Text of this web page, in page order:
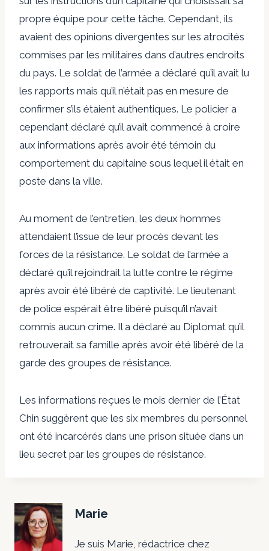
propre équipe pour cette tâche. Cependant, ils
avaient des opinions divergentes sur les atrocités
commises par les militaires dans d’autres endroits
du pays. Le soldat de l’armée a déclaré qu’il avait lu
les rapports mais qu’il n’était pas en mesure de
confirmer s’ils étaient authentiques. Le policier a
cependant déclaré qu’il avait commencé à croire
aux informations après avoir été témoin du
comportement du capitaine sous lequel il était en
poste dans la ville.
Au moment de l’entretien, les deux hommes
attendaient l’issue de leur procès devant les
forces de la résistance. Le soldat de l’armée a
déclaré qu’il rejoindrait la lutte contre le régime
après avoir été libéré de captivité. Le lieutenant
de police espérait être libéré puisqu’il n’avait
commis aucun crime. Il a déclaré au Diplomat qu’il
retrouverait sa famille après avoir été libéré de la
garde des groupes de résistance.
Les informations reçues le mois dernier de l’État
Chin suggèrent que les six membres du personnel
ont été incarcérés dans une prison située dans un
lieu secret par les groupes de résistance.
Marie
Je suis Marie, rédactrice chez